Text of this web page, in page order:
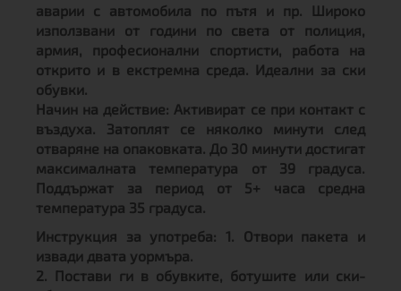
аварии с автомобила по пътя и пр. Широко
използвани от години по света от полиция,
армия, професионални спортисти, работа на
открито и в екстремна среда. Идеални за ски
обувки.
Начин на действие: Активират се при контакт с
въздуха. Затоплят се няколко минути след
отваряне на опаковката. До 30 минути достигат
максималната температура от 39 градуса.
Поддържат за период от 5+ часа средна
температура 35 градуса.
Инструкция за употреба: 1. Отвори пакета и
извади двата уормъра.
2. Постави ги в обувките, ботушите или ски-